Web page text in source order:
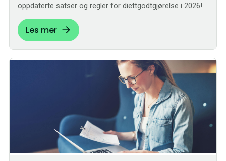
oppdaterte satser og regler for diettgodtgjørelse i 2026!
Les mer